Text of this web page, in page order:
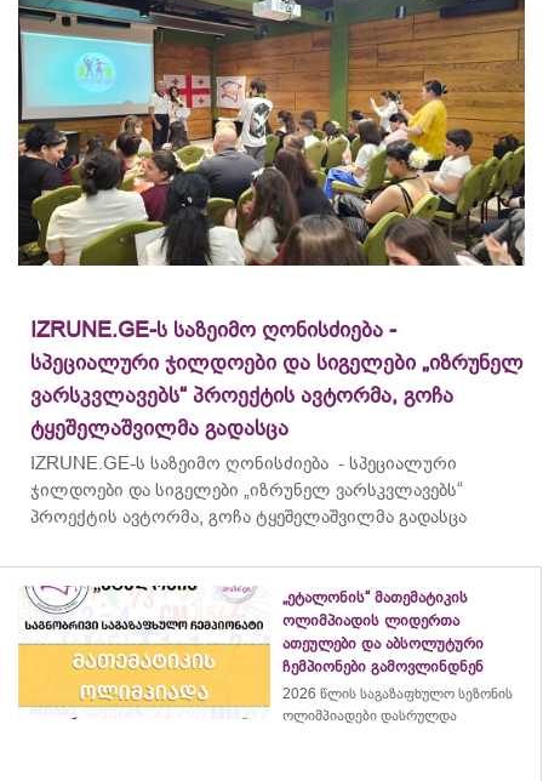
IZRUNE.GE-ს საზეიმო ღონისძიება -
სპეციალური ჯილდოები და სიგელები „იზრუნელ
ვარსკვლავებს“ პროექტის ავტორმა, გოჩა
ტყეშელაშვილმა გადასცა
IZRUNE.GE-ს საზეიმო ღონისძიება - სპეციალური
ჯილდოები და სიგელები „იზრუნელ ვარსკვლავებს“
პროექტის ავტორმა, გოჩა ტყეშელაშვილმა გადასცა
„ეტალონის“ მათემატიკის
ოლიმპიადის ლიდერთა
ათეულები და აბსოლუტური
ჩემპიონები გამოვლინდნენ
2026 წლის საგაზაფხულო სეზონის
ოლიმპიადები დასრულდა